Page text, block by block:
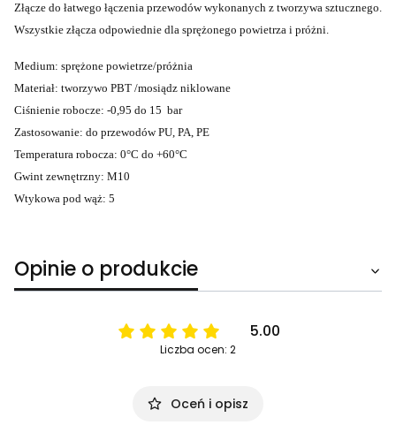
Złącze do łatwego łączenia przewodów wykonanych z tworzywa sztucznego.
Wszystkie złącza odpowiednie dla sprężonego powietrza i próżni.
Medium: sprężone powietrze/próżnia
Materiał: tworzywo PBT /mosiądz niklowane
Ciśnienie robocze: -0,95 do 15 bar
Zastosowanie: do przewodów PU, PA, PE
Temperatura robocza: 0°C do +60°C
Gwint zewnętrzny: M10
Wtykowa pod wąż: 5
Opinie o produkcie
5.00
Liczba ocen: 2
Oceń i opisz